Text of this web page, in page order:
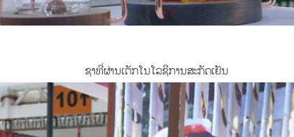
ຊາທີ່ຜ່ານເຕັກໂນໂລຊີການສະກັດເຢັນ